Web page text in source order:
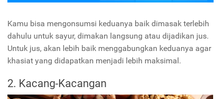
Kamu bisa mengonsumsi keduanya baik dimasak terlebih
dahulu untuk sayur, dimakan langsung atau dijadikan jus.
Untuk jus, akan lebih baik menggabungkan keduanya agar
khasiat yang didapatkan menjadi lebih maksimal.
2. Kacang-Kacangan